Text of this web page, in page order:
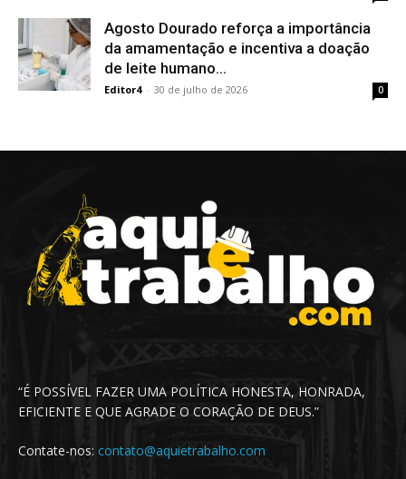
Agosto Dourado reforça a importância
da amamentação e incentiva a doação
de leite humano...
Editor4 - 30 de julho de 2026 0
“É POSSÍVEL FAZER UMA POLÍTICA HONESTA, HONRADA,
EFICIENTE E QUE AGRADE O CORAÇÃO DE DEUS.”
Contate-nos: contato@aquietrabalho.com